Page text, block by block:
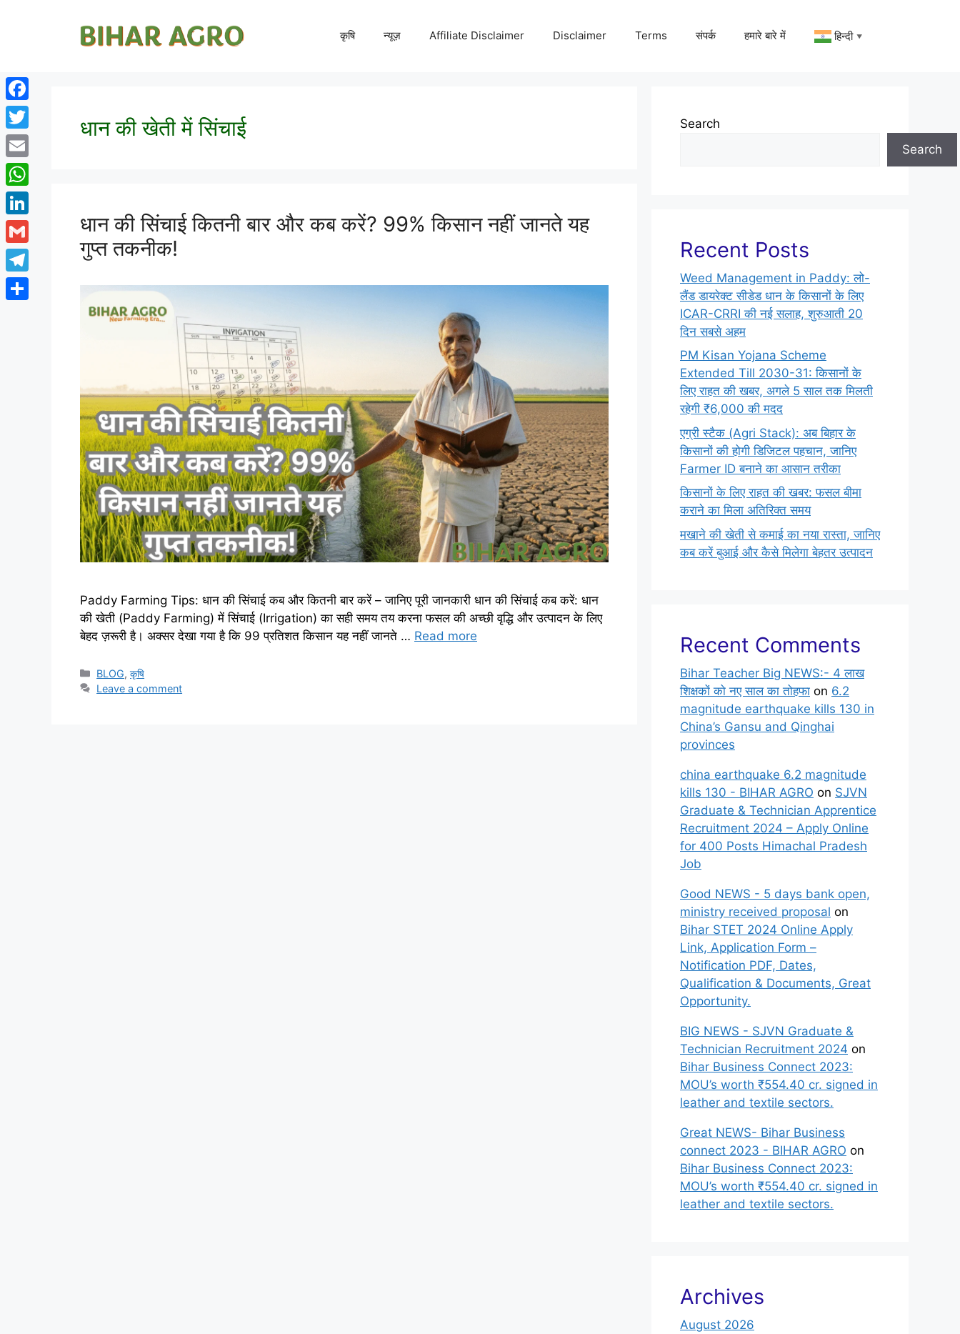
कृषि न्यूज़ Affiliate Disclaimer Disclaimer Terms संपर्क हमारे बारे में हिन्दी ▼
धान की खेती में सिंचाई
धान की सिंचाई कितनी बार और कब करें? 99% किसान नहीं जानते यह
गुप्त तकनीक!
Paddy Farming Tips: धान की सिंचाई कब और कितनी बार करें – जानिए पूरी जानकारी धान की सिंचाई कब करें: धान
की खेती (Paddy Farming) में सिंचाई (Irrigation) का सही समय तय करना फसल की अच्छी वृद्धि और उत्पादन के लिए
बेहद ज़रूरी है। अक्सर देखा गया है कि 99 प्रतिशत किसान यह नहीं जानते … Read more
BLOG,कृषि
Leave a comment
Search
Search
Recent Posts
Weed Management in Paddy: लो-
लैंड डायरेक्ट सीडेड धान के किसानों के लिए
ICAR-CRRI की नई सलाह, शुरुआती 20
दिन सबसे अहम
PM Kisan Yojana Scheme
Extended Till 2030-31: किसानों के
लिए राहत की खबर, अगले 5 साल तक मिलती
रहेगी ₹6,000 की मदद
एग्री स्टैक (Agri Stack): अब बिहार के
किसानों की होगी डिजिटल पहचान, जानिए
Farmer ID बनाने का आसान तरीका
किसानों के लिए राहत की खबर: फसल बीमा
कराने का मिला अतिरिक्त समय
मखाने की खेती से कमाई का नया रास्ता, जानिए
कब करें बुआई और कैसे मिलेगा बेहतर उत्पादन
Recent Comments
Bihar Teacher Big NEWS:- 4 लाख
शिक्षकों को नए साल का तोहफा on 6.2
magnitude earthquake kills 130 in
China’s Gansu and Qinghai
provinces
china earthquake 6.2 magnitude
kills 130 - BIHAR AGRO on SJVN
Graduate & Technician Apprentice
Recruitment 2024 – Apply Online
for 400 Posts Himachal Pradesh
Job
Good NEWS - 5 days bank open,
ministry received proposal on
Bihar STET 2024 Online Apply
Link, Application Form –
Notification PDF, Dates,
Qualification & Documents, Great
Opportunity.
BIG NEWS - SJVN Graduate &
Technician Recruitment 2024 on
Bihar Business Connect 2023:
MOU’s worth ₹554.40 cr. signed in
leather and textile sectors.
Great NEWS- Bihar Business
connect 2023 - BIHAR AGRO on
Bihar Business Connect 2023:
MOU’s worth ₹554.40 cr. signed in
leather and textile sectors.
Archives
August 2026
Facebook
Twitter
Email
WhatsApp
LinkedIn
Gmail
Telegram